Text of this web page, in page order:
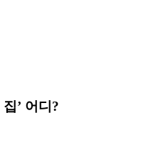
’ 어디?